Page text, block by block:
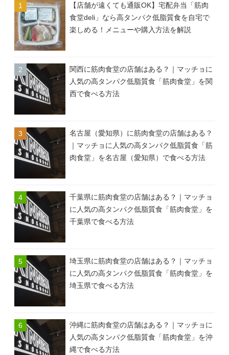
【店舗が遠くても通販OK】宅配弁当「筋肉
食堂deli」なら高タンパク低脂質食を自宅で
楽しめる！メニューや購入方法を解説
関西に筋肉食堂の店舗はある？｜マッチョに
人気の高タンパク低脂質食「筋肉食堂」を関
西で食べる方法
名古屋（愛知県）に筋肉食堂の店舗はある？
｜マッチョに人気の高タンパク低脂質食「筋
肉食堂」を名古屋（愛知県）で食べる方法
千葉県に筋肉食堂の店舗はある？｜マッチョ
に人気の高タンパク低脂質食「筋肉食堂」を
千葉県で食べる方法
埼玉県に筋肉食堂の店舗はある？｜マッチョ
に人気の高タンパク低脂質食「筋肉食堂」を
埼玉県で食べる方法
沖縄に筋肉食堂の店舗はある？｜マッチョに
人気の高タンパク低脂質食「筋肉食堂」を沖
縄で食べる方法